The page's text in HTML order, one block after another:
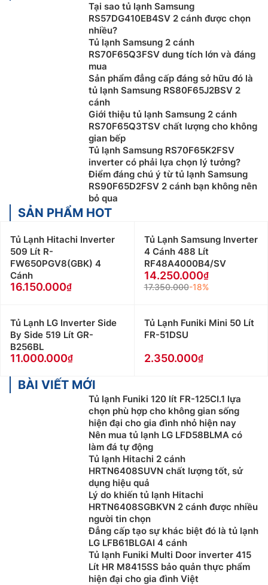
Tại sao tủ lạnh Samsung
RS57DG410EB4SV 2 cánh được chọn
nhiều?
Tủ lạnh Samsung 2 cánh
RS70F65Q3FSV dung tích lớn và đáng
mua
Sản phẩm đẳng cấp đáng sở hữu đó là
tủ lạnh Samsung RS80F65J2BSV 2
cánh
Giới thiệu tủ lạnh Samsung 2 cánh
RS70F65Q3TSV chất lượng cho không
gian bếp
Tủ lạnh Samsung RS70F65K2FSV
inverter có phải lựa chọn lý tưởng?
Điểm đáng chú ý từ tủ lạnh Samsung
RS90F65D2FSV 2 cánh bạn không nên
bỏ qua
SẢN PHẨM HOT
Tủ Lạnh Hitachi Inverter
509 Lít R-
FW650PGV8(GBK) 4
Cánh
16.150.000
Tủ Lạnh Samsung Inverter
4 Cánh 488 Lít
RF48A4000B4/SV
14.250.000
17.350.000-18%
Tủ Lạnh LG Inverter Side
By Side 519 Lít GR-
B256BL
11.000.000
Tủ Lạnh Funiki Mini 50 Lít
FR-51DSU
2.350.000
BÀI VIẾT MỚI
Tủ lạnh Funiki 120 lít FR-125CI.1 lựa
chọn phù hợp cho không gian sống
hiện đại cho gia đình nhỏ hiện nay
Nên mua tủ lạnh LG LFD58BLMA có
làm đá tự động
Tủ lạnh Hitachi 2 cánh
HRTN6408SUVN chất lượng tốt, sử
dụng hiệu quả
Lý do khiến tủ lạnh Hitachi
HRTN6408SGBKVN 2 cánh được nhiều
người tin chọn
Đẳng cấp tạo sự khác biệt đó là tủ lạnh
LG LFB61BLGAI 4 cánh
Tủ lạnh Funiki Multi Door inverter 415
Lít HR M8415SS bảo quản thực phẩm
hiện đại cho gia đình Việt